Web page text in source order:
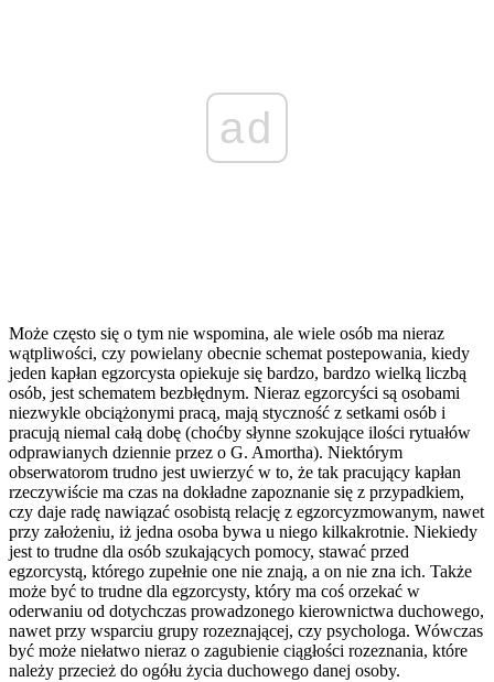
ad
Może często się o tym nie wspomina, ale wiele osób ma nieraz
wątpliwości, czy powielany obecnie schemat postepowania, kiedy
jeden kapłan egzorcysta opiekuje się bardzo, bardzo wielką liczbą
osób, jest schematem bezbłędnym. Nieraz egzorcyści są osobami
niezwykle obciążonymi pracą, mają styczność z setkami osób i
pracują niemal całą dobę (choćby słynne szokujące ilości rytuałów
odprawianych dziennie przez o G. Amortha). Niektórym
obserwatorom trudno jest uwierzyć w to, że tak pracujący kapłan
rzeczywiście ma czas na dokładne zapoznanie się z przypadkiem,
czy daje radę nawiązać osobistą relację z egzorcyzmowanym, nawet
przy założeniu, iż jedna osoba bywa u niego kilkakrotnie. Niekiedy
jest to trudne dla osób szukających pomocy, stawać przed
egzorcystą, którego zupełnie one nie znają, a on nie zna ich. Także
może być to trudne dla egzorcysty, który ma coś orzekać w
oderwaniu od dotychczas prowadzonego kierownictwa duchowego,
nawet przy wsparciu grupy rozeznającej, czy psychologa. Wówczas
być może niełatwo nieraz o zagubienie ciągłości rozeznania, które
należy przecież do ogółu życia duchowego danej osoby.